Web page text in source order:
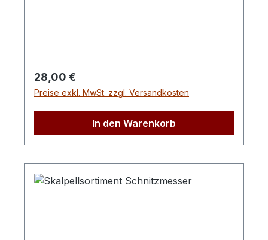
Regulärer Preis:
28,00 €
Preise exkl. MwSt. zzgl. Versandkosten
In den Warenkorb